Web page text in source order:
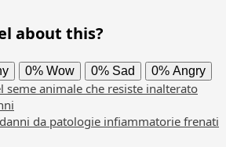
about this?
0% Wow 0% Sad 0% Angry
seme animale che resiste inalterato
da patologie infiammatorie frenati